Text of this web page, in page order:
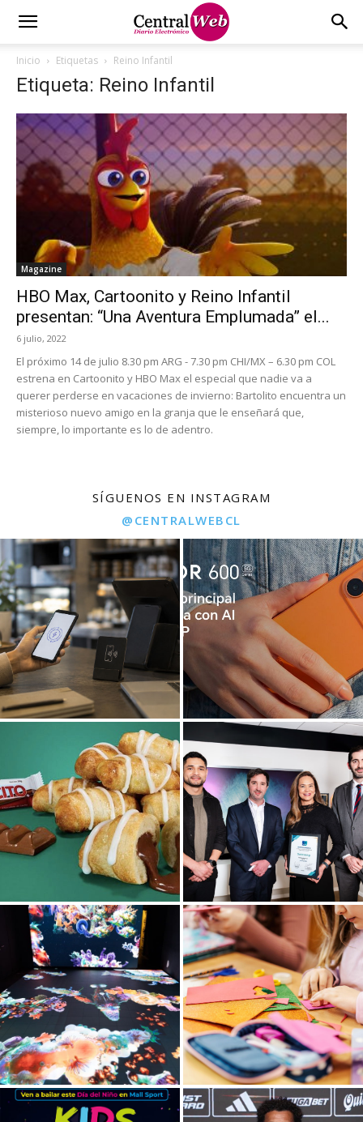
Inicio Etiquetas Reino Infantil
Etiqueta: Reino Infantil
Magazine
HBO Max, Cartoonito y Reino Infantil
presentan: “Una Aventura Emplumada” el...
6 julio, 2022
El próximo 14 de julio 8.30 pm ARG - 7.30 pm CHI/MX – 6.30 pm COL
estrena en Cartoonito y HBO Max el especial que nadie va a
querer perderse en vacaciones de invierno: Bartolito encuentra un
misterioso nuevo amigo en la granja que le enseñará que,
siempre, lo importante es lo de adentro.
SÍGUENOS EN INSTAGRAM
@CENTRALWEBCL